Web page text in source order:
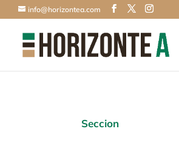
info@horizontea.com
Seccion